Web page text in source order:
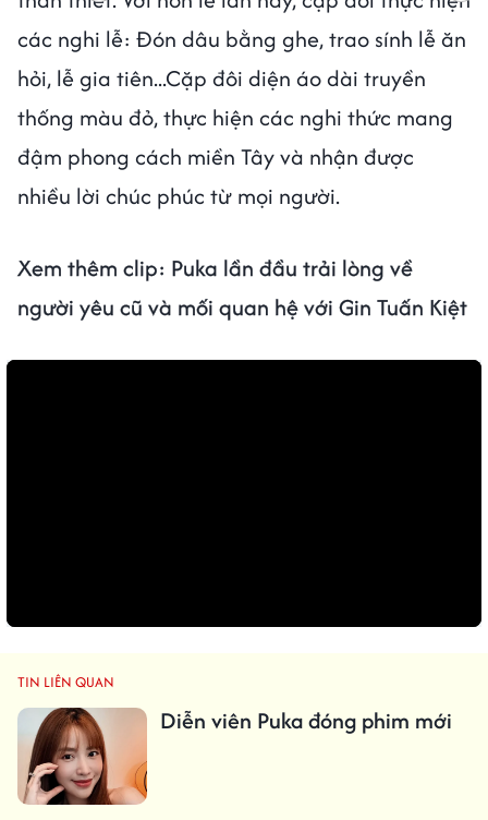
các nghi lễ: Đón dâu bằng ghe, trao sính lễ ăn
hỏi, lễ gia tiên...Cặp đôi diện áo dài truyền
thống màu đỏ, thực hiện các nghi thức mang
đậm phong cách miền Tây và nhận được
nhiều lời chúc phúc từ mọi người.
Xem thêm clip: Puka lần đầu trải lòng về
người yêu cũ và mối quan hệ với Gin Tuấn Kiệt
TIN LIÊN QUAN
Diễn viên Puka đóng phim mới